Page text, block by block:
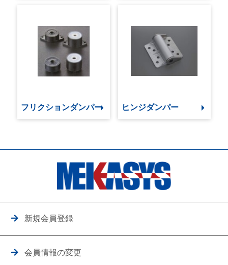
フリクションダンパー ヒンジダンパー
新規会員登録
会員情報の変更